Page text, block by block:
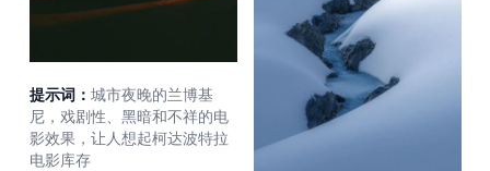
提示词： 城市夜晚的兰博基
尼，戏剧性、黑暗和不祥的电
影效果，让人想起柯达波特拉
电影库存